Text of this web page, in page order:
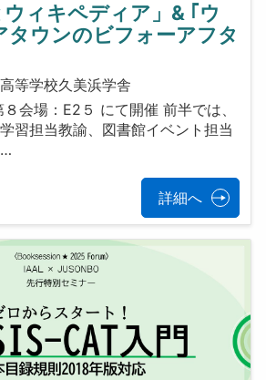
ウィキペディア」& ｢ウ
タウンのビフォーアフタ
等学校久美浜学舎
会場：E2５ にて開催 前半では、
習担当教諭、図書館イベント担当
詳細へ